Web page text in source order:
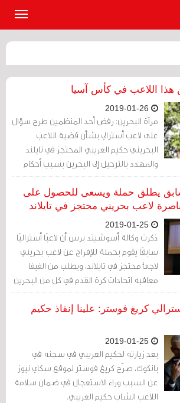
هذا اللاعب في كأس آسيا
مرآة البحرين: رفض أحد المنظمين طرح سؤال
على لاعب أسترالي بشأن قضية اللاعب
البحريني حكيم العريبي المحتجز في تايلند
والمهدد بالترحيل إلى البحرين بسبب أحكام
صادرة في حقه.
يطلق حملة ويسعى للحصول على
لاعب بحريني محتجز في تايلاند
ذكرت وكالة أسوشيتد برس أن لاعبًا أستراليًا
سابقًا يقوم بحملة للإفراج عن لاعب بحريني
لاجئ محتجز في تايلاند، ويطلب من الفيفا
معاقبة اتحادات كرة القدم في كل من البحرين
وتايلاند في حال فشلا في المساعدة.
كريغ فوستر: علينا إنقاذ حكيم
بعد زيارته لحكيم العريبي في سجنه في
بانكوك، صرّح كريغ فوستر لموقع سكاي نيوز
عن السبب وراء الاستعجال في ضمان سلامة
اللاعب الشاب حكيم العريبي.